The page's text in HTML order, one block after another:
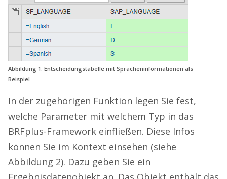
Abbildung 1: Entscheidungstabelle mit Spracheninformationen als
Beispiel
In der zugehörigen Funktion legen Sie fest,
welche Parameter mit welchem Typ in das
BRFplus-Framework einfließen. Diese Infos
können Sie im Kontext einsehen (siehe
Abbildung 2). Dazu geben Sie ein